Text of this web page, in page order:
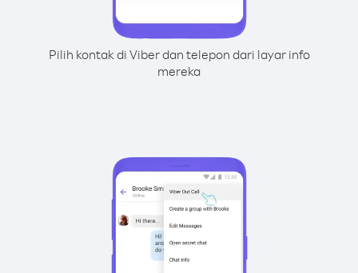
Pilih kontak di Viber dan telepon dari layar info
mereka